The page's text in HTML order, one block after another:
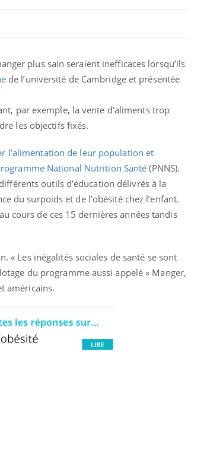
plus sain seraient inefficaces lorsqu’ils
de l’université de Cambridge et présentée
par exemple, la vente d’aliments trop
les objectifs fixés.
l’alimentation de leur population et
National Nutrition Santé (PNNS).
outils d’éducation délivrés à la
du surpoids et de l’obésité chez l’enfant.
cours de ces 15 dernières années tandis
« Les inégalités sociales de santé se sont
du programme aussi appelé « Manger,
américains.